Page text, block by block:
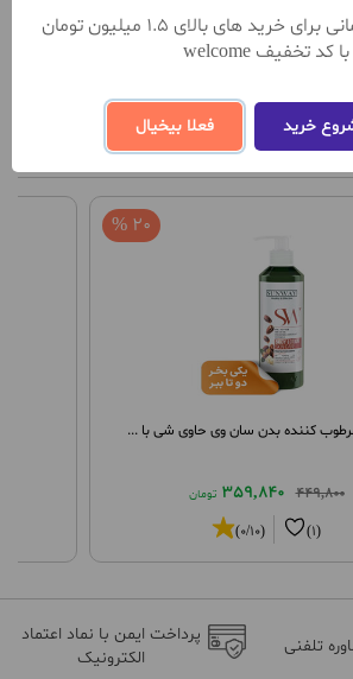
کننده بدن سان وی حاوی شی با ...
449,800
359,840 تومان
20 %
(1)
(0/10)
تلفنی
پرداخت ایمن با نماد اعتماد
الکترونیک
تخفیف 100هزار تومانی برای خرید های بالای 1.5 میلیون تومان
با کد تخفیف welcome
خرید فعلا بیخیال